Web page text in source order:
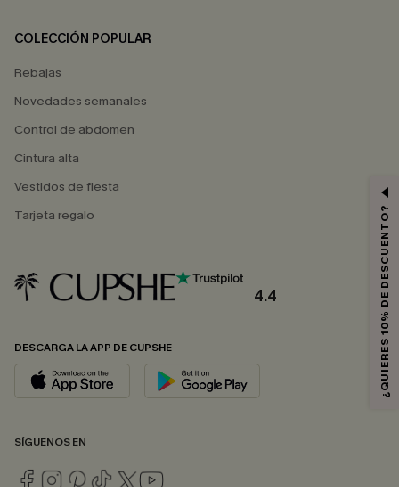
COLECCIÓN POPULAR
Rebajas
Novedades semanales
Control de abdomen
Cintura alta
Vestidos de fiesta
Tarjeta regalo
4.4
DESCARGA LA APP DE CUPSHE
SÍGUENOS EN
¿QUIERES 10% DE DESCUENTO?